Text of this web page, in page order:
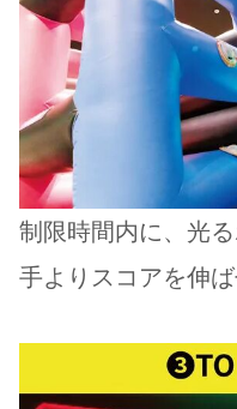
制限時間内に、光
手よりスコアを伸ば